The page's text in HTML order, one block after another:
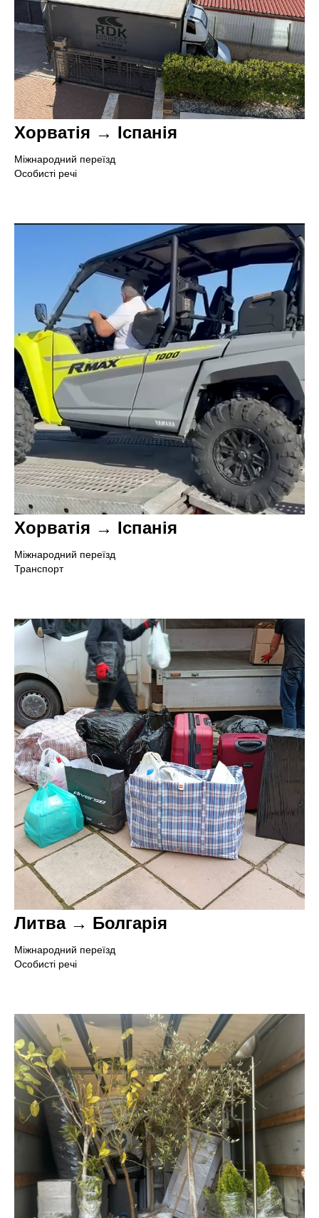
Хорватія → Іспанія
Міжнародний переїзд
Особисті речі
Хорватія → Іспанія
Міжнародний переїзд
Транспорт
Литва → Болгарія
Міжнародний переїзд
Особисті речі